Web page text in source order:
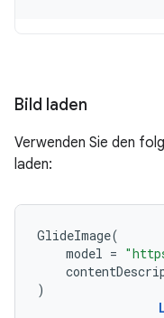
Bild laden
Verwenden Sie den
laden:
GlideImage(
model =
)